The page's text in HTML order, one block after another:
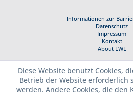
Informationen zur
Datenschutz
Impressum
Kontakt
About LWL
Diese Website benutzt Cookies,
Betrieb der Website erforderlich
werden. Andere Cookies, die den